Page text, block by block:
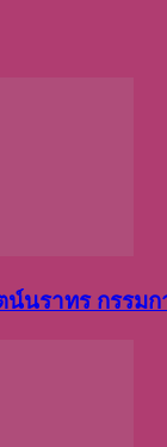
นรา​ทร​ กรรมก